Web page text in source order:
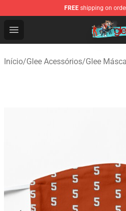
FREE shipping on
Open menu
Glee Store - Official Glee
Início/Glee Acessórios/Glee